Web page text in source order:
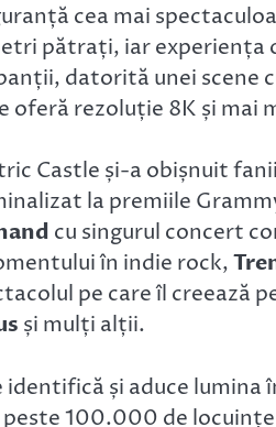
cea mai
pătrați, iar
datorită unei scene
oferă rezoluție 8K și mai
Castle și-a obișnuit
la premiile
cu singurul concert
în indie rock,
pe care îl creează
și mulți alții.
identifică și aduce lumina
100.000 de